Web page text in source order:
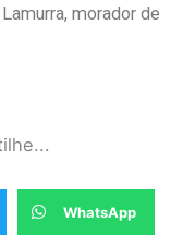
morador de
WhatsApp